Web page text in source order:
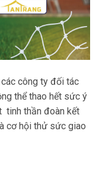
công ty đối tác
thể thao hết sức ý
tinh thần đoàn kết
cơ hội thử sức giao